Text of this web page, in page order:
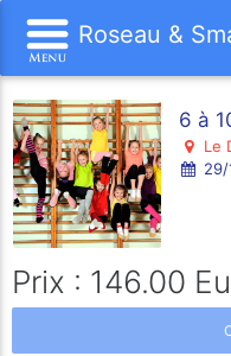
Roseau &
6 à
Le
Prix : 146.00